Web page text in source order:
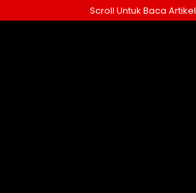
ke
Scroll Untuk Baca Artikel